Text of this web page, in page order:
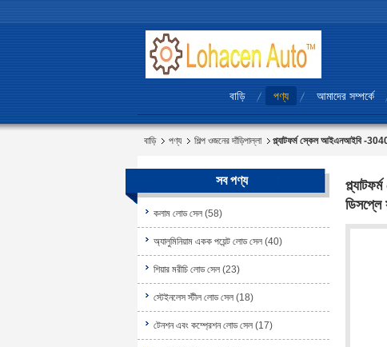
বাড়ি পণ্য আমাদের সম্পর্কে
বাড়ি পণ্য শিল্প ওজনের দাঁড়িপাল্লা প্ল্যাটফর্ম স্কেল আইএনআইবি -
সব পণ্য
কলাম লোড সেল (58)
অ্যালুমিনিয়াম একক পয়েন্ট লোড সেল (40)
শিয়ার মরীচি লোড সেল (23)
স্টেইনলেস স্টীল লোড সেল (18)
টেনশন এবং কম্প্রেশন লোড সেল (17)